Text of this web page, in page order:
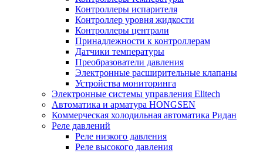
Контроллеры испарителя
Контроллер уровня жидкости
Контроллеры централи
Принадлежности к контроллерам
Датчики температуры
Преобразователи давления
Электронные расширительные клапаны
Устройства мониторинга
Электронные системы управления Elitech
Автоматика и арматура HONGSEN
Коммерческая холодильная автоматика Ридан
Реле давлений
Реле низкого давления
Реле высокого давления